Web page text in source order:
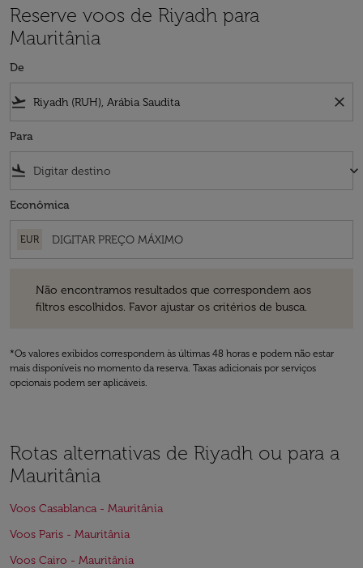
Reserve voos de Riyadh para
Mauritânia
De
flight_takeoff close
Para
flight_land keyboard_arrow_down
Econômica
EUR
Não encontramos resultados que correspondem aos
filtros escolhidos. Favor ajustar os critérios de busca.
*Os valores exibidos correspondem às últimas 48 horas e podem não estar
mais disponíveis no momento da reserva. Taxas adicionais por serviços
opcionais podem ser aplicáveis.
Rotas alternativas de Riyadh ou para a
Mauritânia
Voos Casablanca - Mauritânia
Voos Paris - Mauritânia
Voos Cairo - Mauritânia